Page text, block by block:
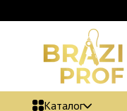
Каталог